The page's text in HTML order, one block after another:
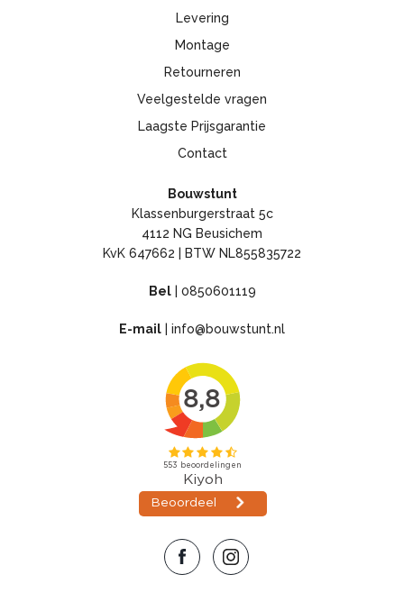
Levering
Montage
Retourneren
Veelgestelde vragen
Laagste Prijsgarantie
Contact
Bouwstunt
Klassenburgerstraat 5c
4112 NG Beusichem
KvK 647662 | BTW NL855835722
Bel| 0850601119
E-mail info@bouwstunt.nl